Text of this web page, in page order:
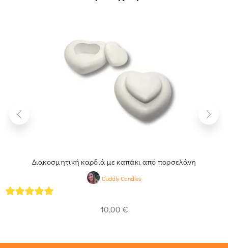
Διακοσμητική καρδιά με καπάκι από πορσελάνη
Cuddly Candles
10,00 €